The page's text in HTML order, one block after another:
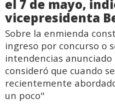
el 7 de mayo,
vicepresidenta
Sobre la enmienda
ingreso por concurso o
intendencias anunciado
consideró que cuando
recientemente
un poco"